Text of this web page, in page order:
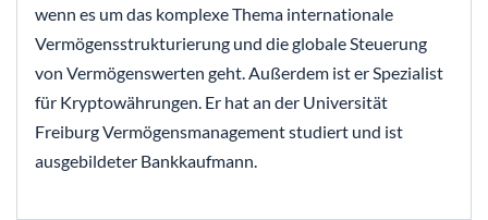
wenn es um das komplexe Thema internationale
Vermögensstrukturierung und die globale Steuerung
von Vermögenswerten geht. Außerdem ist er Spezialist
für Kryptowährungen. Er hat an der Universität
Freiburg Vermögensmanagement studiert und ist
ausgebildeter Bankkaufmann.